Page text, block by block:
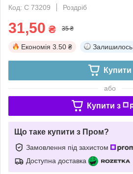
Код: C 73209
Роздріб
31,50 ₴ 35 ₴
Економія 3.50 ₴ Залишилось
Купити
або
Купити з
Що таке купити з Пром?
Замовлення під захистом
Доступна доставка